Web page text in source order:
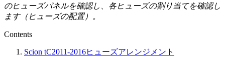
のヒューズパネルを確認し、各ヒューズの割り当てを確認し
ます（ヒューズの配置）。
Contents
Scion tC2011-2016ヒューズアレンジメント